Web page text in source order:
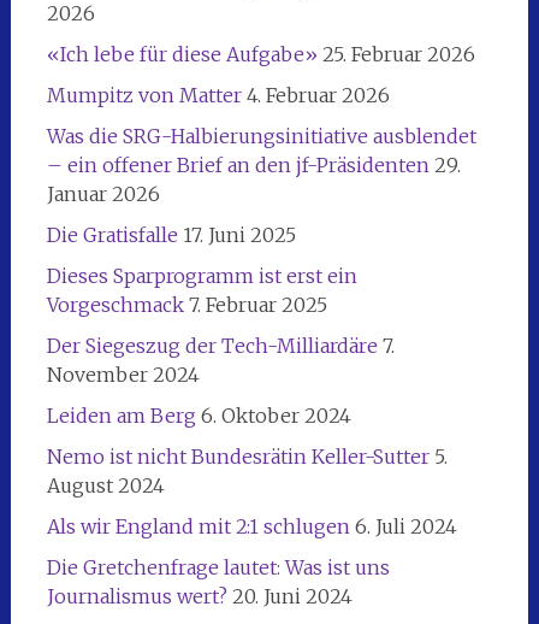
2026
«Ich lebe für diese Aufgabe» 25. Februar 2026
Mumpitz von Matter 4. Februar 2026
Was die SRG-Halbierungsinitiative ausblendet
– ein offener Brief an den jf-Präsidenten 29.
Januar 2026
Die Gratisfalle 17. Juni 2025
Dieses Sparprogramm ist erst ein
Vorgeschmack 7. Februar 2025
Der Siegeszug der Tech-Milliardäre 7.
November 2024
Leiden am Berg 6. Oktober 2024
Nemo ist nicht Bundesrätin Keller-Sutter 5.
August 2024
Als wir England mit 2:1 schlugen 6. Juli 2024
Die Gretchenfrage lautet: Was ist uns
Journalismus wert? 20. Juni 2024